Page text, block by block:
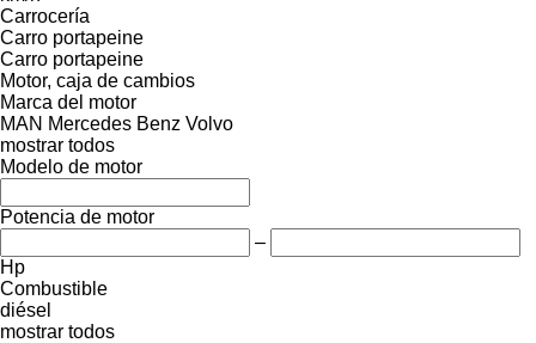
Carrocería
Carro portapeine
Carro portapeine
Motor, caja de cambios
Marca del motor
MAN Mercedes Benz Volvo
mostrar todos
Modelo de motor
Potencia de motor
–
Hp
Combustible
diésel
mostrar todos